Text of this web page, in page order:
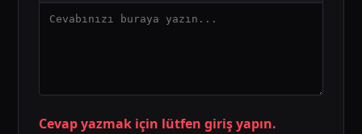
Cevap yazmak için lütfen giriş yapın.